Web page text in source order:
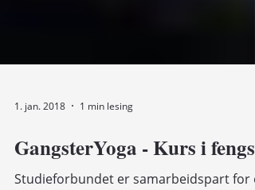
1. jan. 2018 1 min lesing